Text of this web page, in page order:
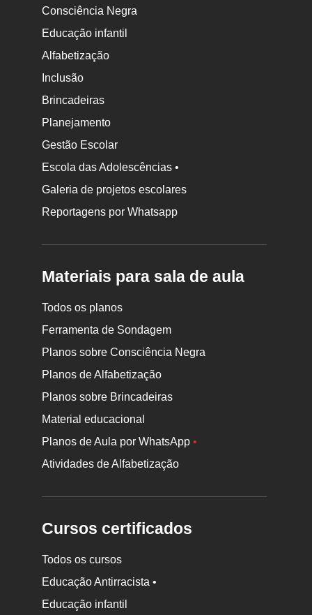
Consciência Negra
Educação infantil
Alfabetização
Inclusão
Brincadeiras
Planejamento
Gestão Escolar
Escola das Adolescências •
Galeria de projetos escolares
Reportagens por Whatsapp
Materiais para sala de aula
Todos os planos
Ferramenta de Sondagem
Planos sobre Consciência Negra
Planos de Alfabetização
Planos sobre Brincadeiras
Material educacional
Planos de Aula por WhatsApp•
Atividades de Alfabetização
Cursos certificados
Todos os cursos
Educação Antirracista •
Educação infantil